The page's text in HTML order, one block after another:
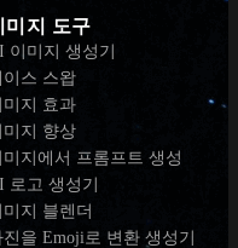
미지 도구
이미지 생성기
이스 스왑
미지 효과
미지 향상
미지에서 프롬프트 생성
로고 생성기
미지 블렌더
진을 Emoji로 변환 생성기